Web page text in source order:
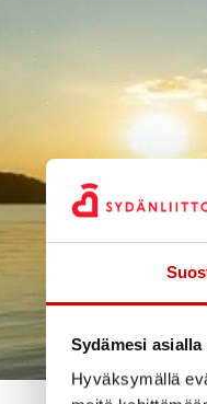
Sydämesi
Hyväksymällä